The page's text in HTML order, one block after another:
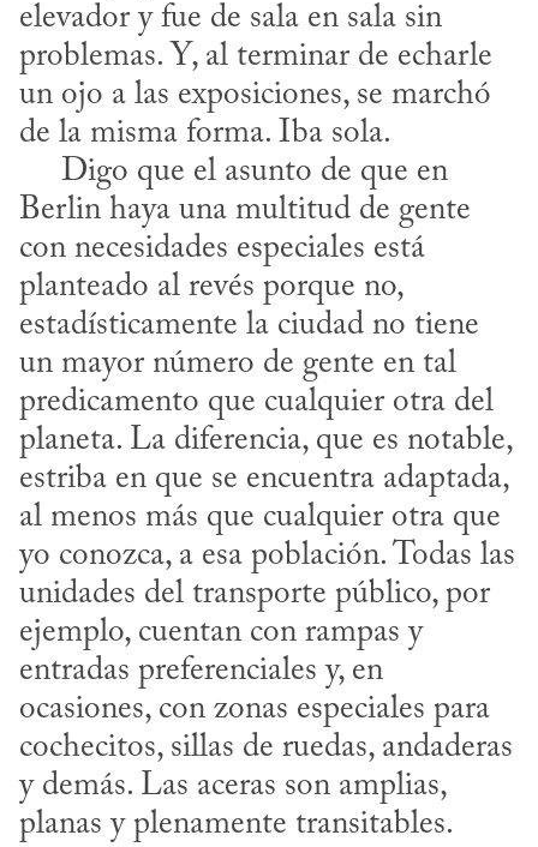
elevador y fue de sala en sala sin
problemas. Y, al terminar de echarle
un ojo a las exposiciones, se marchó
de la misma forma. Iba sola.
Berlin haya una multitud de gente
con necesidades especiales está
planteado al revés porque no,
estadísticamente la ciudad no tiene
un mayor número de gente en tal
predicamento que cualquier otra del
planeta. La diferencia, que es notable,
estriba en que se encuentra adaptada,
al menos más que cualquier otra que
yo conozca, a esa población. Todas las
unidades del transporte público, por
ejemplo, cuentan con rampas y
entradas preferenciales y, en
ocasiones, con zonas especiales para
cochecitos, sillas de ruedas, andaderas
y demás. Las aceras son amplias,
planas y plenamente transitables.